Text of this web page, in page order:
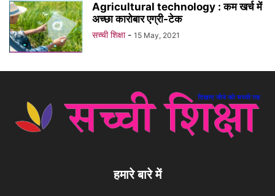
Agricultural technology : कम खर्च में
अच्छा कारोबार एग्री-टेक
सच्ची शिक्षा - 15 May, 2021
हमारे बारे में